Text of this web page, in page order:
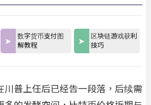
数字货币支付图
解教程
区块链游戏获利
技巧
川普上任后已经告一段落，后续需